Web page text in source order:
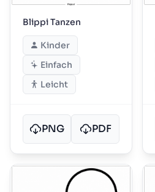
Blippi Tanzen
Kinder
Einfach
Leicht
PNG PDF